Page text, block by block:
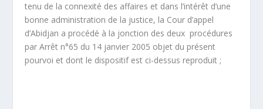
tenu de la connexité des affaires et dans l’intérêt d’une
bonne administration de la justice, la Cour d’appel
d’Abidjan a procédé à la jonction des deux procédures
par Arrêt n°65 du 14 janvier 2005 objet du présent
pourvoi et dont le dispositif est ci-dessus reproduit ;